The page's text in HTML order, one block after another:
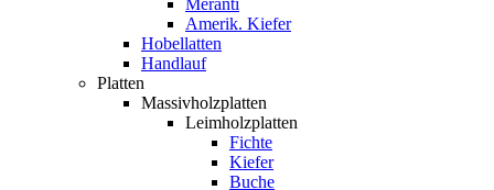
Amerik. Kiefer
Hobellatten
Handlauf
Platten
Massivholzplatten
Leimholzplatten
Fichte
Kiefer
Buche